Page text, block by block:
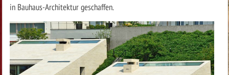
in Bauhaus-Architektur geschaffen.